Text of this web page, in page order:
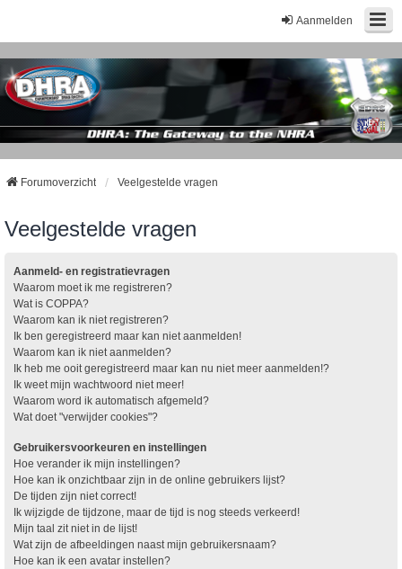
Aanmelden
Forumoverzicht Veelgestelde vragen
Veelgestelde vragen
Aanmeld- en registratievragen
Waarom moet ik me registreren?
Wat is COPPA?
Waarom kan ik niet registreren?
Ik ben geregistreerd maar kan niet aanmelden!
Waarom kan ik niet aanmelden?
Ik heb me ooit geregistreerd maar kan nu niet meer aanmelden!?
Ik weet mijn wachtwoord niet meer!
Waarom word ik automatisch afgemeld?
Wat doet "verwijder cookies"?
Gebruikersvoorkeuren en instellingen
Hoe verander ik mijn instellingen?
Hoe kan ik onzichtbaar zijn in de online gebruikers lijst?
De tijden zijn niet correct!
Ik wijzigde de tijdzone, maar de tijd is nog steeds verkeerd!
Mijn taal zit niet in de lijst!
Wat zijn de afbeeldingen naast mijn gebruikersnaam?
Hoe kan ik een avatar instellen?